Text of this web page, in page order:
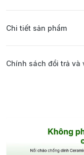
Chi tiết sản phẩm
Chính sách đổi trả và